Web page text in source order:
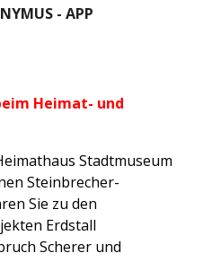
- APP
Heimat- und
Stadtmuseum
Steinbrecher-
Sie zu den
Erdstall
Scherer und